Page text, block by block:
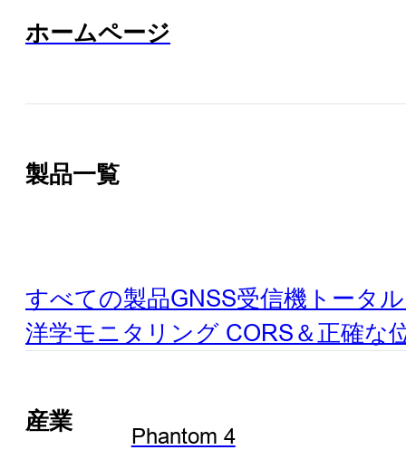
Phantom 4
ホームページ
製品一覧
すべての製品GNSS受信機 トータ
洋学モニタリング CORS＆正確な
産業